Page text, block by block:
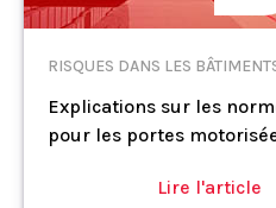
RISQUES DANS LES
Explications sur les
pour les portes
Lire l'article